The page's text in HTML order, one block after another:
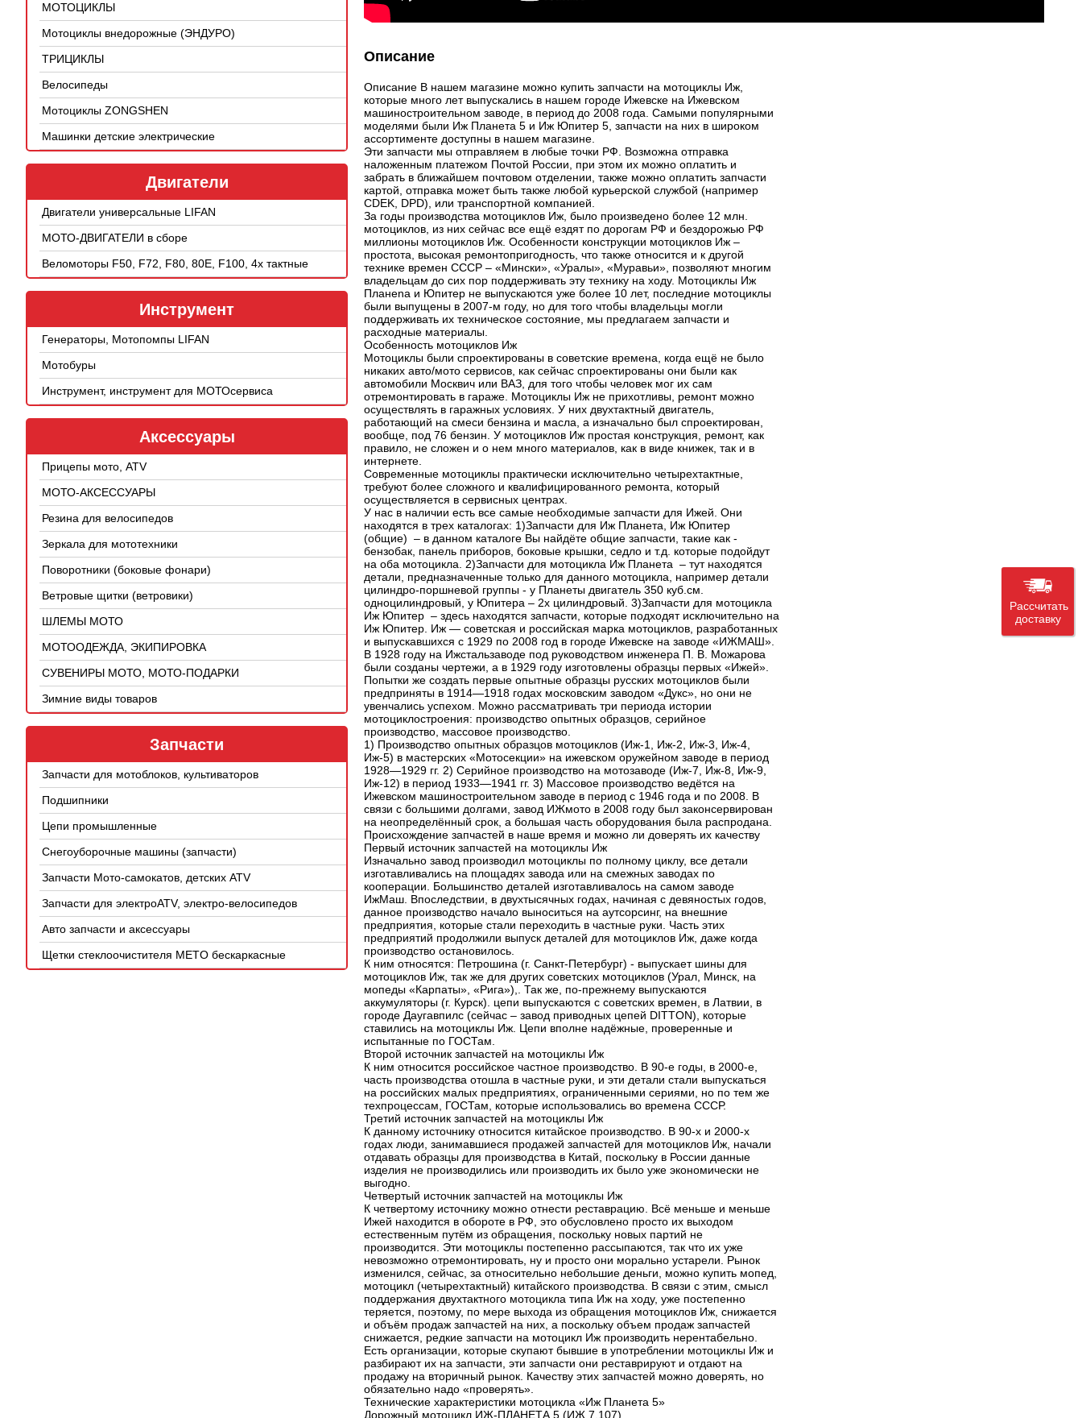
МОТОЦИКЛЫ
Мотоциклы внедорожные (ЭНДУРО)
ТРИЦИКЛЫ
Велосипеды
Мотоциклы ZONGSHEN
Машинки детские электрические
Двигатели
Двигатели универсальные LIFAN
МОТО-ДВИГАТЕЛИ в сборе
Веломоторы F50, F72, F80, 80E, F100, 4х тактные
Инструмент
Генераторы, Мотопомпы LIFAN
Мотобуры
Инструмент, инструмент для МОТОсервиса
Аксессуары
Прицепы мото, ATV
МОТО-АКСЕССУАРЫ
Резина для велосипедов
Зеркала для мототехники
Поворотники (боковые фонари)
Ветровые щитки (ветровики)
ШЛЕМЫ МОТО
МОТООДЕЖДА, ЭКИПИРОВКА
СУВЕНИРЫ МОТО, МОТО-ПОДАРКИ
Зимние виды товаров
Запчасти
Запчасти для мотоблоков, культиваторов
Подшипники
Цепи промышленные
Снегоуборочные машины (запчасти)
Запчасти Мото-самокатов, детских ATV
Запчасти для электроATV, электро-велосипедов
Авто запчасти и аксессуары
Щетки стеклоочистителя METO бескаркасные
Описание
Описание В нашем магазине можно купить запчасти на мотоциклы Иж,
которые много лет выпускались в нашем городе Ижевске на Ижевском
машиностроительном заводе, в период до 2008 года. Самыми популярными
моделями были Иж Планета 5 и Иж Юпитер 5, запчасти на них в широком
ассортименте доступны в нашем магазине.
Эти запчасти мы отправляем в любые точки РФ. Возможна отправка
наложенным платежом Почтой России, при этом их можно оплатить и
забрать в ближайшем почтовом отделении, также можно оплатить запчасти
картой, отправка может быть также любой курьерской службой (например
CDEK, DPD), или транспортной компанией.
За годы производства мотоциклов Иж, было произведено более 12 млн.
мотоциклов, из них сейчас все ещё ездят по дорогам РФ и бездорожью РФ
миллионы мотоциклов Иж. Особенности конструкции мотоциклов Иж –
простота, высокая ремонтопригодность, что также относится и к другой
технике времен СССР – «Мински», «Уралы», «Муравьи», позволяют многим
владельцам до сих пор поддерживать эту технику на ходу. Мотоциклы Иж
Планеnа и Юпитер не выпускаются уже более 10 лет, последние мотоциклы
были выпущены в 2007-м году, но для того чтобы владельцы могли
поддерживать их техническое состояние, мы предлагаем запчасти и
расходные материалы.
Особенность мотоциклов Иж
Мотоциклы были спроектированы в советские времена, когда ещё не было
никаких авто/мото сервисов, как сейчас спроектированы они были как
автомобили Москвич или ВАЗ, для того чтобы человек мог их сам
отремонтировать в гараже. Мотоциклы Иж не прихотливы, ремонт можно
осуществлять в гаражных условиях. У них двухтактный двигатель,
работающий на смеси бензина и масла, а изначально был спроектирован,
вообще, под 76 бензин. У мотоциклов Иж простая конструкция, ремонт, как
правило, не сложен и о нем много материалов, как в виде книжек, так и в
интернете.
Современные мотоциклы практически исключительно четырехтактные,
требуют более сложного и квалифицированного ремонта, который
осуществляется в сервисных центрах.
У нас в наличии есть все самые необходимые запчасти для Ижей. Они
находятся в трех каталогах: 1)Запчасти для Иж Планета, Иж Юпитер
(общие) – в данном каталоге Вы найдёте общие запчасти, такие как -
бензобак, панель приборов, боковые крышки, седло и т.д. которые подойдут
на оба мотоцикла. 2)Запчасти для мотоцикла Иж Планета – тут находятся
детали, предназначенные только для данного мотоцикла, например детали
цилиндро-поршневой группы - у Планеты двигатель 350 куб.см.
одноцилиндровый, у Юпитера – 2х цилиндровый. 3)Запчасти для мотоцикла
Иж Юпитер – здесь находятся запчасти, которые подходят исключительно на
Иж Юпитер. Иж — советская и российская марка мотоциклов, разработанных
и выпускавшихся с 1929 по 2008 год в городе Ижевске на заводе «ИЖМАШ».
В 1928 году на Ижстальзаводе под руководством инженера П. В. Можарова
были созданы чертежи, а в 1929 году изготовлены образцы первых «Ижей».
Попытки же создать первые опытные образцы русских мотоциклов были
предприняты в 1914—1918 годах московским заводом «Дукс», но они не
увенчались успехом. Можно рассматривать три периода истории
мотоциклостроения: производство опытных образцов, серийное
производство, массовое производство.
1) Производство опытных образцов мотоциклов (Иж-1, Иж-2, Иж-3, Иж-4,
Иж-5) в мастерских «Мотосекции» на ижевском оружейном заводе в период
1928—1929 гг. 2) Серийное производство на мотозаводе (Иж-7, Иж-8, Иж-9,
Иж-12) в период 1933—1941 гг. 3) Массовое производство ведётся на
Ижевском машиностроительном заводе в период с 1946 года и по 2008. В
связи с большими долгами, завод ИЖмото в 2008 году был законсервирован
на неопределённый срок, а большая часть оборудования была распродана.
Происхождение запчастей в наше время и можно ли доверять их качеству
Первый источник запчастей на мотоциклы Иж
Изначально завод производил мотоциклы по полному циклу, все детали
изготавливались на площадях завода или на смежных заводах по
кооперации. Большинство деталей изготавливалось на самом заводе
ИжМаш. Впоследствии, в двухтысячных годах, начиная с девяностых годов,
данное производство начало выноситься на аутсорсинг, на внешние
предприятия, которые стали переходить в частные руки. Часть этих
предприятий продолжили выпуск деталей для мотоциклов Иж, даже когда
производство остановилось.
К ним относятся: Петрошина (г. Санкт-Петербург) - выпускает шины для
мотоциклов Иж, так же для других советских мотоциклов (Урал, Минск, на
мопеды «Карпаты», «Рига»),. Так же, по-прежнему выпускаются
аккумуляторы (г. Курск). цепи выпускаются с советских времен, в Латвии, в
городе Даугавпилс (сейчас – завод приводных цепей DITTON), которые
ставились на мотоциклы Иж. Цепи вполне надёжные, проверенные и
испытанные по ГОСТам.
Второй источник запчастей на мотоциклы Иж
К ним относится российское частное производство. В 90-е годы, в 2000-е,
часть производства отошла в частные руки, и эти детали стали выпускаться
на российских малых предприятиях, ограниченными сериями, но по тем же
техпроцессам, ГОСТам, которые использовались во времена СССР.
Третий источник запчастей на мотоциклы Иж
К данному источнику относится китайское производство. В 90-х и 2000-х
годах люди, занимавшиеся продажей запчастей для мотоциклов Иж, начали
отдавать образцы для производства в Китай, поскольку в России данные
изделия не производились или производить их было уже экономически не
выгодно.
Четвертый источник запчастей на мотоциклы Иж
К четвертому источнику можно отнести реставрацию. Всё меньше и меньше
Ижей находится в обороте в РФ, это обусловлено просто их выходом
естественным путём из обращения, поскольку новых партий не
производится. Эти мотоциклы постепенно рассыпаются, так что их уже
невозможно отремонтировать, ну и просто они морально устарели. Рынок
изменился, сейчас, за относительно небольшие деньги, можно купить мопед,
мотоцикл (четырехтактный) китайского производства. В связи с этим, смысл
поддержания двухтактного мотоцикла типа Иж на ходу, уже постепенно
теряется, поэтому, по мере выхода из обращения мотоциклов Иж, снижается
и объём продаж запчастей на них, а поскольку объем продаж запчастей
снижается, редкие запчасти на мотоцикл Иж производить нерентабельно.
Есть организации, которые скупают бывшие в употреблении мотоциклы Иж и
разбирают их на запчасти, эти запчасти они реставрируют и отдают на
продажу на вторичный рынок. Качеству этих запчастей можно доверять, но
обязательно надо «проверять».
Технические характеристики мотоцикла «Иж Планета 5»
Дорожный мотоцикл ИЖ-ПЛАНЕТА 5 (ИЖ 7.107)
Рассчитать
доставку